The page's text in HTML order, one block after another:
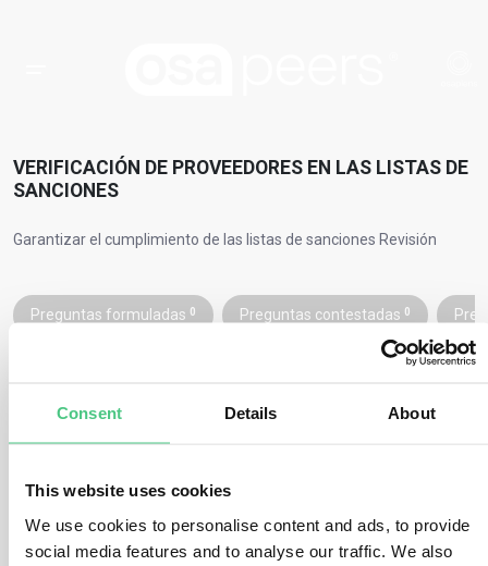
Consent Details About
This website uses cookies
We use cookies to personalise content and ads, to provide
social media features and to analyse our traffic. We also
VERIFICACIÓN DE PROVEEDORES EN LAS LISTAS DE
SANCIONES
Garantizar el cumplimiento de las listas de sanciones Revisión
Preguntas formuladas 0 Preguntas contestadas 0
Las sanciones de la UE se revisan periódicamente.
El Consejo de la
UE decidesi las sanciones deben renovarse, modificarse o
con los que trabaja no figuran en ninguna lista de sanciones para
evitar ser multada. Y también mantenerse al día e identificar a los